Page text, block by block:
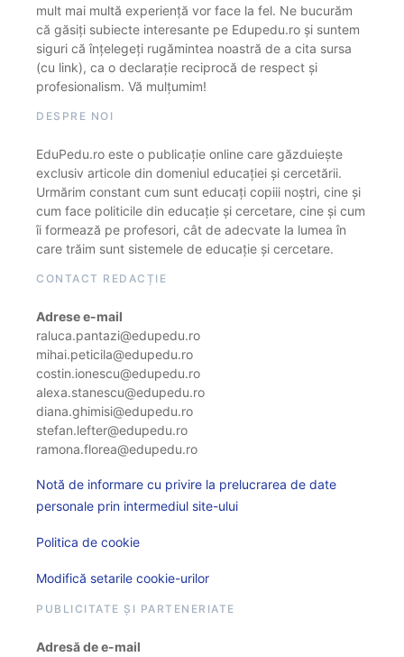
mult mai multă experiență vor face la fel. Ne bucurăm
că găsiți subiecte interesante pe Edupedu.ro și suntem
siguri că înțelegeți rugămintea noastră de a cita sursa
(cu link), ca o declarație reciprocă de respect și
profesionalism. Vă mulțumim!
DESPRE NOI
EduPedu.ro este o publicație online care găzduiește
exclusiv articole din domeniul educației și cercetării.
Urmărim constant cum sunt educați copiii noștri, cine și
cum face politicile din educație și cercetare, cine și cum
îi formează pe profesori, cât de adecvate la lumea în
care trăim sunt sistemele de educație și cercetare.
CONTACT REDACȚIE
Adrese e-mail
raluca.pantazi@edupedu.ro
mihai.peticila@edupedu.ro
costin.ionescu@edupedu.ro
alexa.stanescu@edupedu.ro
diana.ghimisi@edupedu.ro
stefan.lefter@edupedu.ro
ramona.florea@edupedu.ro
Notă de informare cu privire la prelucrarea de date
personale prin intermediul site-ului
Politica de cookie
Modifică setarile cookie-urilor
PUBLICITATE ȘI PARTENERIATE
Adresă de e-mail